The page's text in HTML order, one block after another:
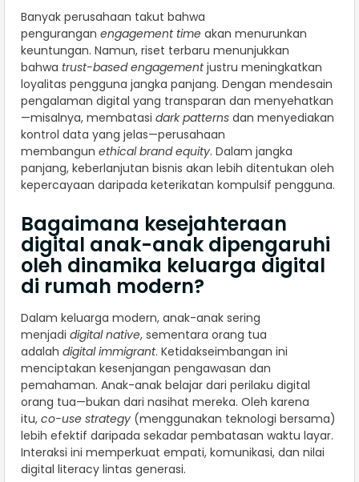
Banyak perusahaan takut bahwa
pengurangan engagement time akan menurunkan
keuntungan. Namun, riset terbaru menunjukkan
bahwa trust-based engagementjustru meningkatkan
loyalitas pengguna jangka panjang. Dengan mendesain
pengalaman digital yang transparan dan menyehatkan
—misalnya, membatasi dark patterns dan menyediakan
kontrol data yang jelas—perusahaan
membangun ethical brand equity. Dalam jangka
panjang, keberlanjutan bisnis akan lebih ditentukan oleh
kepercayaan daripada keterikatan kompulsif pengguna.
Bagaimana kesejahteraan
digital anak-anak dipengaruhi
oleh dinamika keluarga digital
di rumah modern?
Dalam keluarga modern, anak-anak sering
menjadi digital native, sementara orang tua
adalah digital immigrant. Ketidakseimbangan ini
menciptakan kesenjangan pengawasan dan
pemahaman. Anak-anak belajar dari perilaku digital
orang tua—bukan dari nasihat mereka. Oleh karena
itu, co-use strategy (menggunakan teknologi bersama)
lebih efektif daripada sekadar pembatasan waktu layar.
Interaksi ini memperkuat empati, komunikasi, dan nilai
digital literacy lintas generasi.